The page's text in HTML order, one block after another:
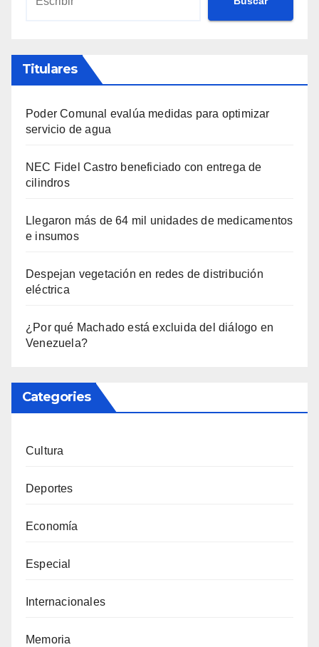
Titulares
Poder Comunal evalúa medidas para optimizar
servicio de agua
NEC Fidel Castro beneficiado con entrega de
cilindros
Llegaron más de 64 mil unidades de medicamentos
e insumos
Despejan vegetación en redes de distribución
eléctrica
¿Por qué Machado está excluida del diálogo en
Venezuela?
Categories
Cultura
Deportes
Economía
Especial
Internacionales
Memoria